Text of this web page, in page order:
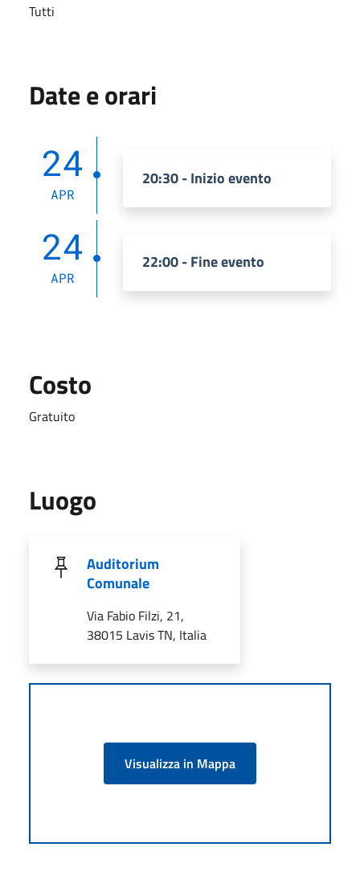
Tutti
Date e orari
24
APR
20:30 - Inizio evento
24
APR
22:00 - Fine evento
Costo
Gratuito
Luogo
Auditorium
Comunale
Via Fabio Filzi, 21,
38015 Lavis TN, Italia
Visualizza in Mappa